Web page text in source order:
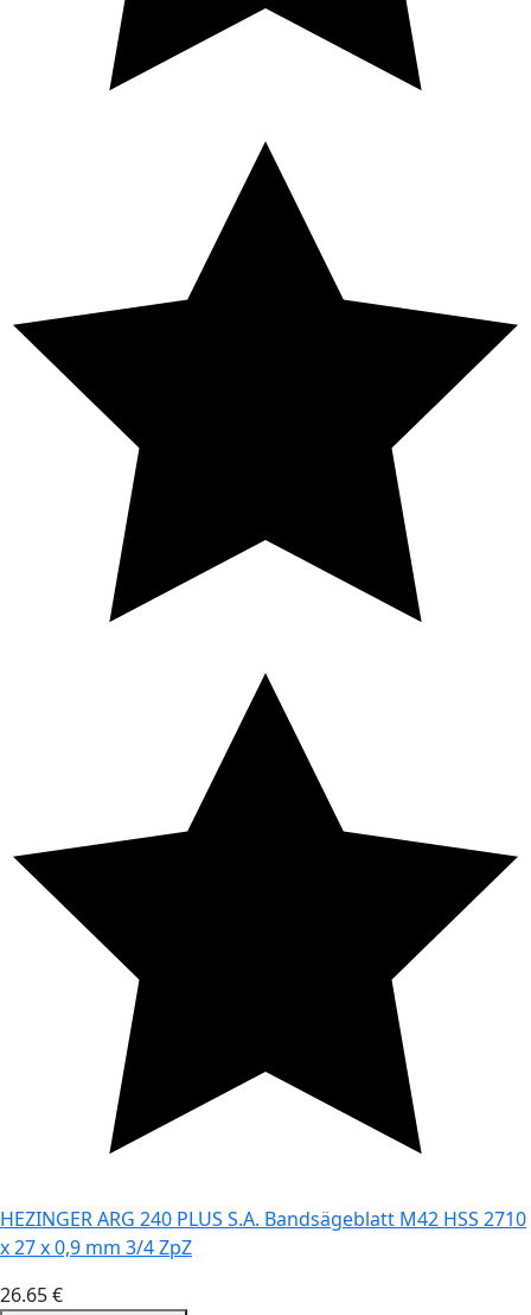
HEZINGER ARG 240 PLUS S.A. Bandsägeblatt M42 HSS 2710
x 27 x 0,9 mm 3/4 ZpZ
26.65 €